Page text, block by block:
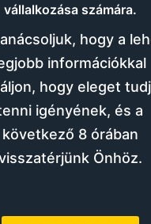
vállalkozása számára.
hogy a
információkkal
hogy eleget
igényének, és a
következő 8 órában
Önhöz.